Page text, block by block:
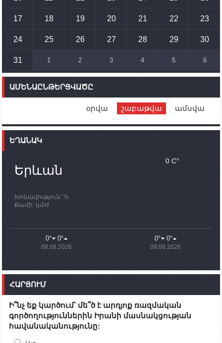
պատգամավորը Գորիսում է
14:54 02.10.2023
տեղակայված հայկական դիրքերի անձնակազմի
համար սնունդ տեղափոխող մեքենայի
ունեն. կիպրոսցի խորհրդարանականը՝ Ալեն
Ֆրանսիայի ԱԳ նախարարը կայցելի Հայաստան
պատասխանատուներ կմնան ԼՂ-ում՝ մինչև
որոնողափրկարարական աշխատանքների
11:03
ՄԱԿ-ի առաքելությունը շատ, շատ, շատ օգտակար
Ադրբեջանի փոխվարչապետն այսօր կմեկնի
Ստեփանակերտ
10:07 02.10.2023
09:38 02.10.2023
Խումբն Արցախում կմնա` մինչև զոհվածների
աճյունների ու անհետ կորածների
17 18 19 20 21 22 23
24 25 26 27 28 29 30
31 1 2 3 4 5 6
ԱՄԵՆԱԸՆԹԵՐՑՎԱԾԸ
օրվա շաբաթվա ամսվա
ԵՂԱՆԱԿ
Երևան
Խոնավություն՝ %
Քամի՝ կմ/ժ
0 C°
0° 0°
08.08.2026
0° 0°
09.08.2026
ՀԱՐՑՈՒՄ
Ի՞նչ եք կարծում՝ մե՞ծ է արդյոք ռազմական
գործողություններին Իրանի մասնակցության
հավանականությունը: